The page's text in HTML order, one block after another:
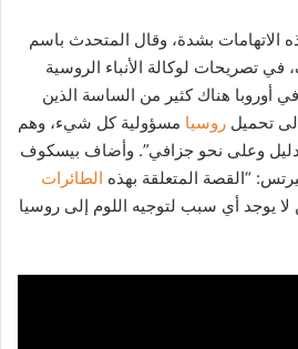
الاتهامات بشدة، وقال المتحدث باسم
تصريحات لوكالة الأنباء الروسية
أوروبا هناك كثير من الساسة الذين
تحميل روسيا مسؤولية كل شيء، وهم
وعلى نحو جزافي”. وأضاف بيسكوف
“القصة المتعلقة بهذه الطائرات
لا يوجد أي سبب لتوجيه اللوم إلى روسيا